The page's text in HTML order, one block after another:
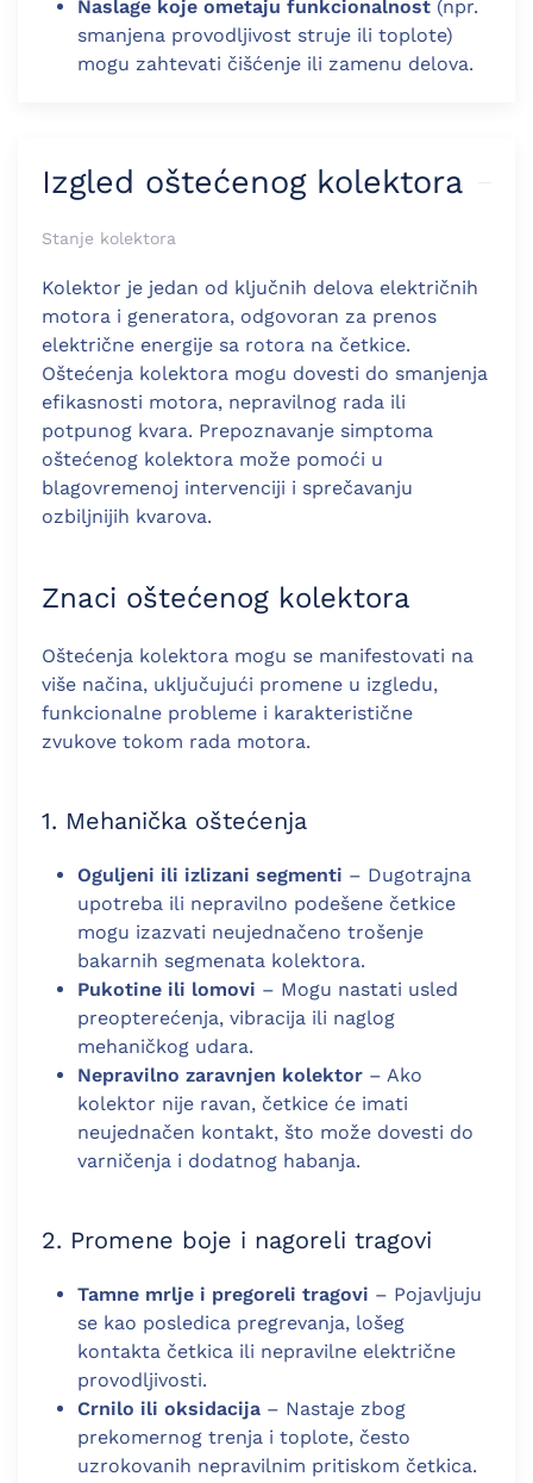
Naslage koje ometaju funkcionalnost (npr.
smanjena provodljivost struje ili toplote)
mogu zahtevati čišćenje ili zamenu delova.
Izgled oštećenog kolektora
Stanje kolektora
Kolektor je jedan od ključnih delova električnih
motora i generatora, odgovoran za prenos
električne energije sa rotora na četkice.
Oštećenja kolektora mogu dovesti do smanjenja
efikasnosti motora, nepravilnog rada ili
potpunog kvara. Prepoznavanje simptoma
oštećenog kolektora može pomoći u
blagovremenoj intervenciji i sprečavanju
ozbiljnijih kvarova.
Znaci oštećenog kolektora
Oštećenja kolektora mogu se manifestovati na
više načina, uključujući promene u izgledu,
funkcionalne probleme i karakteristične
zvukove tokom rada motora.
1. Mehanička oštećenja
Oguljeni ili izlizani segmenti – Dugotrajna
upotreba ili nepravilno podešene četkice
mogu izazvati neujednačeno trošenje
bakarnih segmenata kolektora.
Pukotine ili lomovi – Mogu nastati usled
preopterećenja, vibracija ili naglog
mehaničkog udara.
Nepravilno zaravnjen kolektor – Ako
kolektor nije ravan, četkice će imati
neujednačen kontakt, što može dovesti do
varničenja i dodatnog habanja.
2. Promene boje i nagoreli tragovi
Tamne mrlje i pregoreli tragovi – Pojavljuju
se kao posledica pregrevanja, lošeg
kontakta četkica ili nepravilne električne
provodljivosti.
Crnilo ili oksidacija – Nastaje zbog
prekomernog trenja i toplote, često
uzrokovanih nepravilnim pritiskom četkica.